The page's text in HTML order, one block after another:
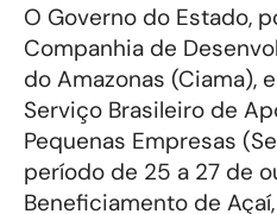
O Governo do Estado,
Companhia de
do Amazonas (Ciama),
Serviço Brasileiro de
Pequenas Empresas
período de 25 a 27 de
Beneficiamento de